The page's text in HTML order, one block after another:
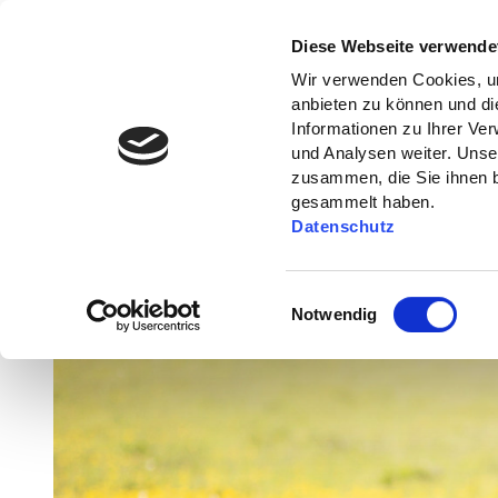
Diese Webseite
Wir verwenden Cookies,
anbieten zu können und
Informationen zu Ihrer
und Analysen weiter.
zusammen, die Sie ihnen
gesammelt haben.
Datenschutz
i
Notwendig